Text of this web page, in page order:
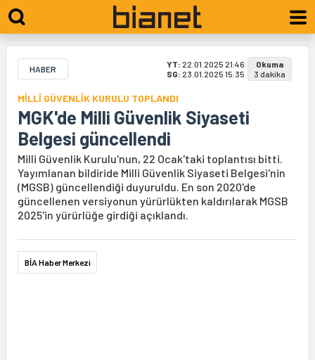
HABER YT: 22.01.2025 21:46
SG: 23.01.2025 15:35
Okuma
3 dakika
MİLLİ GÜVENLİK KURULU TOPLANDI
MGK'de Milli Güvenlik Siyaseti
Belgesi güncellendi
Milli Güvenlik Kurulu'nun, 22 Ocak'taki toplantısı bitti.
Yayımlanan bildiride Milli Güvenlik Siyaseti Belgesi'nin
(MGSB) güncellendiği duyuruldu. En son 2020'de
güncellenen versiyonun yürürlükten kaldırılarak MGSB
2025'in yürürlüğe girdiği açıklandı.
BİA Haber Merkezi